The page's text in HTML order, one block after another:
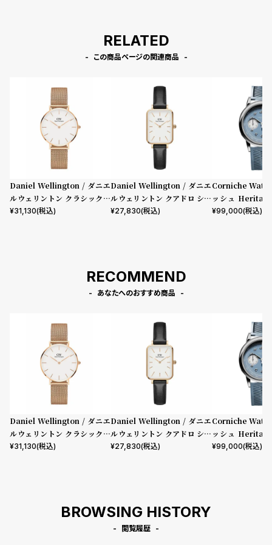
RELATED
この商品ページの関連商品
Daniel Wellington / ダニエ
ルウェリントン クラシックペ
ティット メルローズ ローズゴ
¥31,130(税込)
Daniel Wellington / ダニエ
ルウェリントン クアドロ シェ
フィールド ローズゴールド/ホ
¥27,830(税込)
Corniche
ッシュ
aph Visage ステ
¥99,000(税込)
RECOMMEND
あなたへのおすすめ商品
Daniel Wellington / ダニエ
ルウェリントン クラシックペ
ティット メルローズ ローズゴ
¥31,130(税込)
Daniel Wellington / ダニエ
ルウェリントン クアドロ シェ
フィールド ローズゴールド/ホ
¥27,830(税込)
Corniche
ッシュ
aph Visage ステ
¥99,000(税込)
BROWSING HISTORY
閲覧履歴